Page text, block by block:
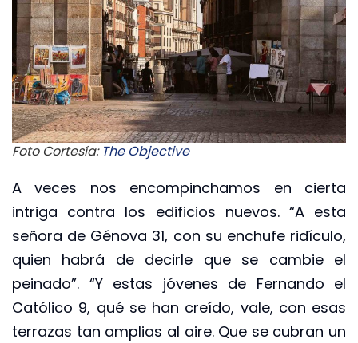
Foto Cortesía: The Objective
A veces nos encompinchamos en cierta
intriga contra los edificios nuevos. “A esta
señora de Génova 31, con su enchufe ridículo,
quien habrá de decirle que se cambie el
peinado”. “Y estas jóvenes de Fernando el
Católico 9, qué se han creído, vale, con esas
terrazas tan amplias al aire. Que se cubran un